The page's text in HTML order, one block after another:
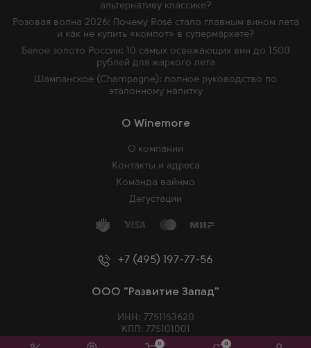
0 0
+7 (495) 197-77-56
ООО "Развитие Запад"
ИНН: 7751153620
КПП: 775101001
ОГРН: 5187746029884
O Winemore
О компании
Контакты и адреса
Команда вайнмо
Дегустации
альтернативу классике?
Розовая волна 2026: Почему Rosé стало главным вином лета
и как не купить «компот» в супермаркете?
Белое золото России: 10 самых освежающих вин до 1500
рублей для жаркого лета
Шампанское (Champagne): полное руководство по
эталонному напитку